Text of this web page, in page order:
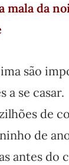
mala da
são
a se casar.
de
de
antes do